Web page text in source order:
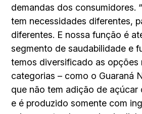
demandas dos consumidores.
tem necessidades diferentes,
diferentes. E nossa função é
segmento de saudabilidade e
temos diversificado as opções
categorias – como o Guaraná
que não tem adição de açúcar
e é produzido somente com